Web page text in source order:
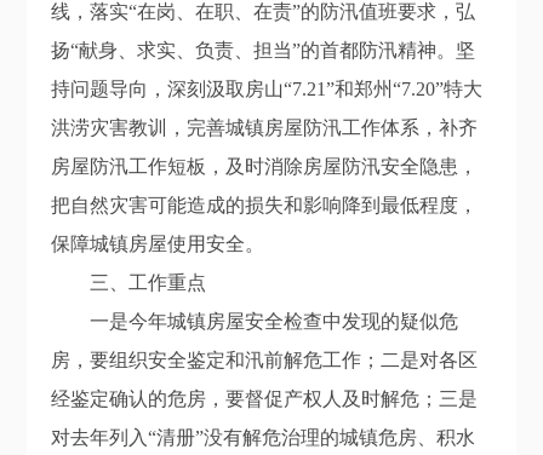
线，落实“在岗、在职、在责”的防汛值班要求，弘
扬“献身、求实、负责、担当”的首都防汛精神。坚
持问题导向，深刻汲取房山“7.21”和郑州“7.20”特大
洪涝灾害教训， 完善城镇房屋防汛工作体系，补齐
房屋防汛工作短板，及时消除房屋防汛安全隐患，
把自然灾害可能造成的损失和影响降到最低程度，
保障城镇房屋使用安全。
三、 工作重点
一是今年城镇房屋安全检查中发现的疑似危
房，要组织安全鉴定和汛前解危工作； 二是对各区
经鉴定确认的危房，要督促产权人 及 时解危；三是
对去年列入“清册”没有解危治理的城镇危房、积水